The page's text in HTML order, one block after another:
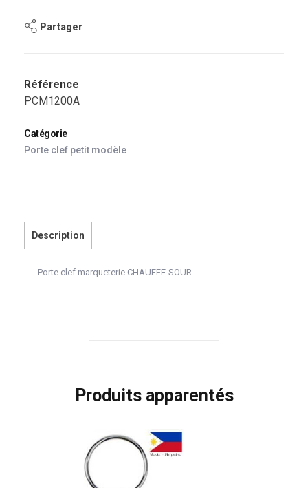
Partager
Référence
PCM1200A
Catégorie
Porte clef petit modèle
Description
Porte clef marqueterie CHAUFFE-SOUR
Produits apparentés